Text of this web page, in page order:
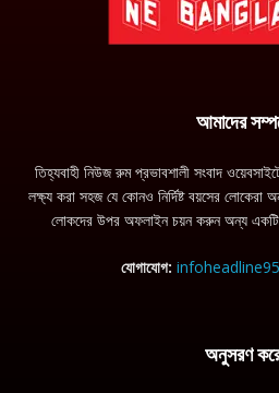
আমাদের
তিহ্যবাহী নিউজ রুম প্রভাবশালী সংবাদ
লক্ষ্য করা সহজ যে কোনও নির্দিষ্ট বয়সের লোকেরা
লোকদের উপর অফলাইন চয়ন করুন অন্য একটি
যোগাযোগ:
অনুসরণ